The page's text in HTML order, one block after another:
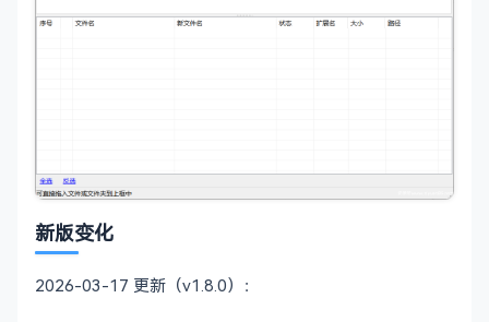
新版变化
2026-03-17 更新（v1.8.0）：